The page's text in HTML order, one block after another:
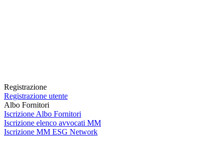
Registrazione
Registrazione utente
Albo Fornitori
Iscrizione Albo Fornitori
Iscrizione elenco avvocati MM
Iscrizione MM ESG Network